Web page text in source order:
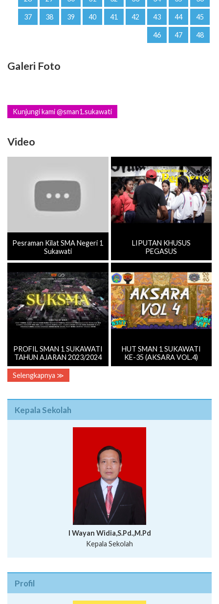
37 38 39 40 41 42 43 44 45
46 47 48
Galeri Foto
Kunjungi kami @sman1.sukawati
Video
Pesraman Kilat SMA Negeri 1
Sukawati
LIPUTAN KHUSUS
PEGASUS
PROFIL SMAN 1 SUKAWATI
TAHUN AJARAN 2023/2024
HUT SMAN 1 SUKAWATI
KE-35 (AKSARA VOL.4)
Selengkapnya ≫
Kepala Sekolah
I Wayan Widia,S.Pd.,M.Pd
Kepala Sekolah
Profil